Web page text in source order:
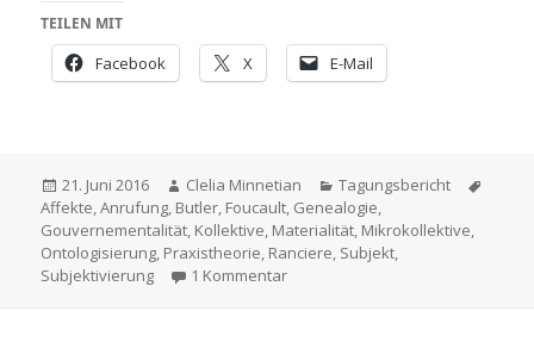
TEILEN MIT
Facebook X E-Mail
Veröffentlicht
am
21. Juni 2016 Autor
Clelia Minnetian Kategorien
Tagungsbericht
Affekte,Anrufung, Butler, Foucault, Genealogie,
Gouvernementalität, Kollektive, Materialität, Mikrokollektive,
Ontologisierung, Praxistheorie, Ranciere, Subjekt,
Subjektivierung
1 Kommentarzu Subjektivierungsforschung